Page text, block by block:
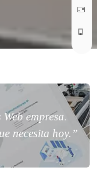
empresa.
necesita hoy.”